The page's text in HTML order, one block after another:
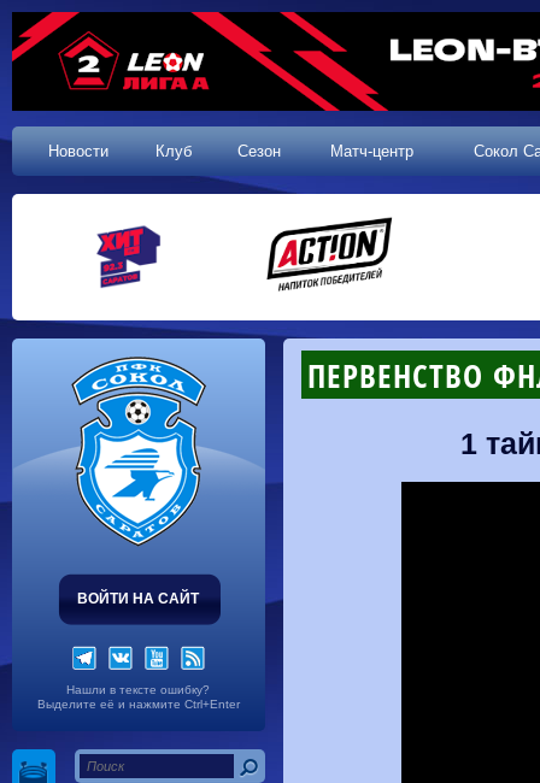
Новости Клуб Сезон Матч-центр Сокол
ВОЙТИ НА САЙТ
Нашли в тексте ошибку?
Выделите её и нажмите Ctrl+Enter
ПЕРВЕНСТВО
1